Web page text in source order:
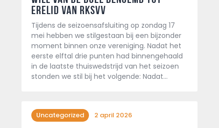
Evenementen
Contact
Foto album
Erelid van RKSVV
Tijdens de seizoensafsluiting op zondag 17
mei hebben we stilgestaan bij een bijzonder
moment binnen onze vereniging. Nadat het
eerste elftal drie punten had binnengehaald
in de laatste thuiswedstrijd van het seizoen
stonden we stil bij het volgende: Nadat…
Uncategorized 2 april 2026